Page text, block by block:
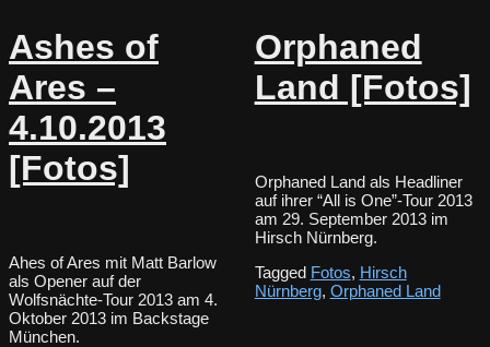
Ashes of
Ares –
4.10.2013
[Fotos]
Ahes of Ares mit Matt Barlow
als Opener auf der
Wolfsnächte-Tour 2013 am 4.
Oktober 2013 im Backstage
München.
Orphaned
Land [Fotos]
Orphaned Land als Headliner
auf ihrer “All is One”-Tour 2013
am 29. September 2013 im
Hirsch Nürnberg.
Tagged Fotos, Hirsch
Nürnberg, Orphaned Land